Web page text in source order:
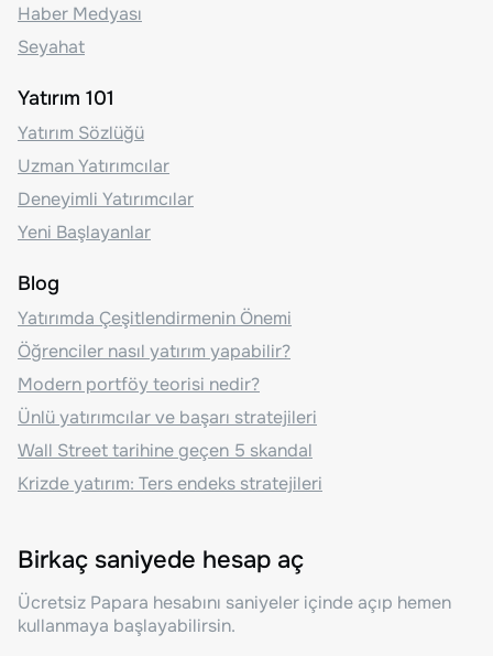
Haber Medyası
Seyahat
Yatırım 101
Yatırım Sözlüğü
Uzman Yatırımcılar
Deneyimli Yatırımcılar
Yeni Başlayanlar
Blog
Yatırımda Çeşitlendirmenin Önemi
Öğrenciler nasıl yatırım yapabilir?
Modern portföy teorisi nedir?
Ünlü yatırımcılar ve başarı stratejileri
Wall Street tarihine geçen 5 skandal
Krizde yatırım: Ters endeks stratejileri
Birkaç saniyede hesap aç
Ücretsiz Papara hesabını saniyeler içinde açıp hemen
kullanmaya başlayabilirsin.